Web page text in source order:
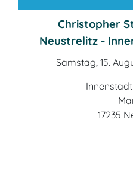
Christopher
Neustrelitz -
Samstag, 15.
17235